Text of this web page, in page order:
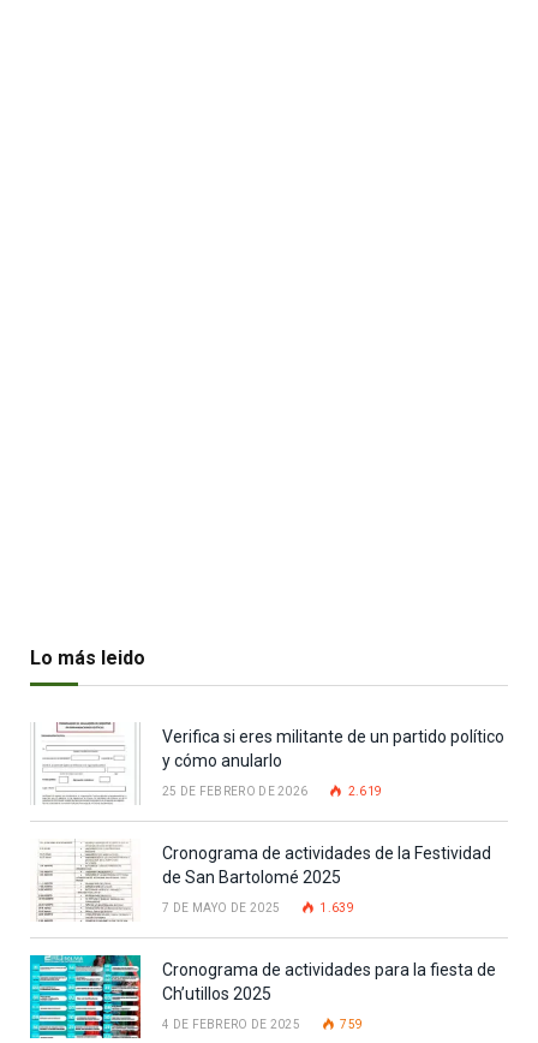
Lo más leido
Verifica si eres militante de un partido político
y cómo anularlo
25 DE FEBRERO DE 2026 2.619
Cronograma de actividades de la Festividad
de San Bartolomé 2025
7 DE MAYO DE 2025 1.639
Cronograma de actividades para la fiesta de
Ch’utillos 2025
4 DE FEBRERO DE 2025 759